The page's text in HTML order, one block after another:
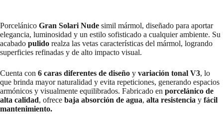
Porcelánico Gran Solari Nude simil mármol, diseñado para aportar
elegancia, luminosidad y un estilo sofisticado a cualquier ambiente. Su
acabado pulido realza las vetas características del mármol, logrando
superficies refinadas y de alto impacto visual.
Cuenta con 6 caras diferentes de diseño y variación tonal V3, lo
que brinda mayor naturalidad y evita repeticiones, generando espacios
armónicos y visualmente equilibrados. Fabricado en porcelánico de
alta calidad, ofrece baja absorción de agua, alta resistencia y fácil
mantenimiento.